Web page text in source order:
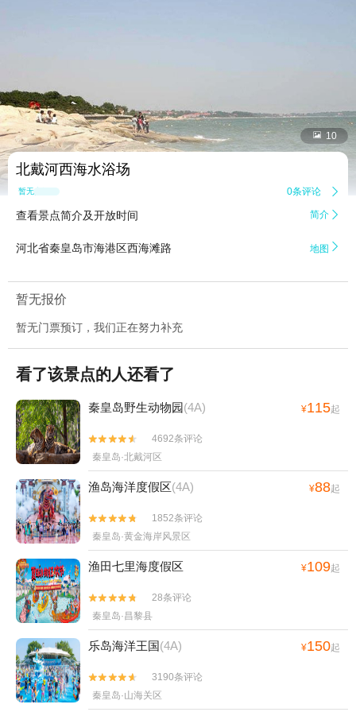
 10
北戴河西海水浴场
暂无点评 0条评论 
查看景点简介及开放时间 简介 
河北省秦皇岛市海港区西海滩路 地图 
暂无报价
暂无门票预订，我们正在努力补充
看了该景点的人还看了
秦皇岛野生动物园(4A) ¥115起


4692条评论
秦皇岛·北戴河区
渔岛海洋度假区(4A) ¥88起


1852条评论
秦皇岛·黄金海岸风景区
渔田七里海度假区 ¥109起


28条评论
秦皇岛·昌黎县
乐岛海洋王国(4A) ¥150起


3190条评论
秦皇岛·山海关区